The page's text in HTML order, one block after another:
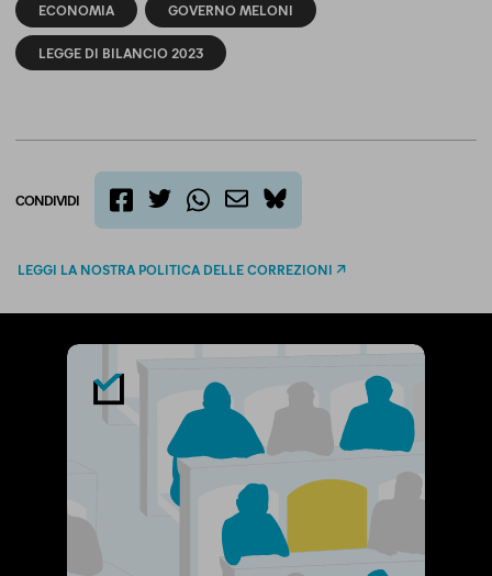
ECONOMIA GOVERNO MELONI
LEGGE DI BILANCIO 2023
CONDIVIDI
bluesky
LEGGI LA NOSTRA POLITICA DELLE CORREZIONI